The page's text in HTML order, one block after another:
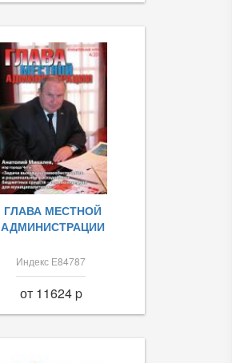
ГЛАВА МЕСТНОЙ
АДМИНИСТРАЦИИ
Индекс Е84787
от 11624 p